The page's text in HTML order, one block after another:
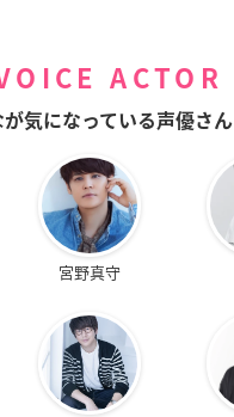
ACTOR
が気になっている声優さん
宮野真守